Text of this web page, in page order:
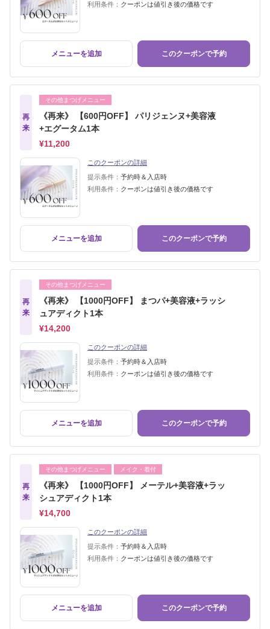
利用条件： クーポンは値引き後の価格です
メニューを追加 このクーポンで予約
再
来
その他まつげメニュー
《再来》 【600円OFF】 パリジェンヌ+美容液
+エグータム1本
¥11,200
このクーポンの詳細
提示条件： 予約時＆入店時
利用条件： クーポンは値引き後の価格です
メニューを追加 このクーポンで予約
再
来
その他まつげメニュー
《再来》 【1000円OFF】 まつパ+美容液+ラッシ
ュアディクト1本
¥14,200
このクーポンの詳細
提示条件： 予約時＆入店時
利用条件： クーポンは値引き後の価格です
メニューを追加 このクーポンで予約
再
来
その他まつげメニュー メイク・着付
《再来》 【1000円OFF】 メーテル+美容液+ラッ
シュアディクト1本
¥14,700
このクーポンの詳細
提示条件： 予約時＆入店時
利用条件： クーポンは値引き後の価格です
メニューを追加 このクーポンで予約